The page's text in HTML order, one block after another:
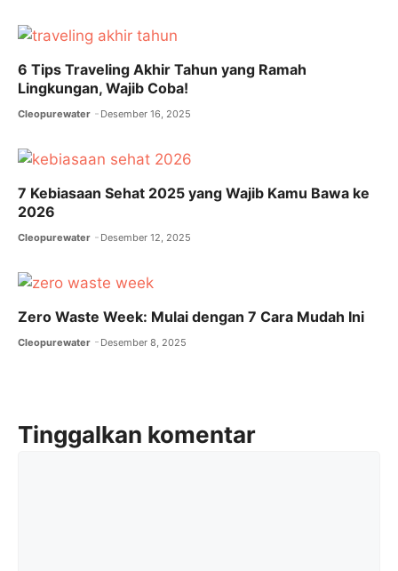
6 Tips Traveling Akhir Tahun yang Ramah
Lingkungan, Wajib Coba!
Cleopurewater Desember 16, 2025
7 Kebiasaan Sehat 2025 yang Wajib Kamu Bawa ke
2026
Cleopurewater Desember 12, 2025
Zero Waste Week: Mulai dengan 7 Cara Mudah Ini
Cleopurewater Desember 8, 2025
Tinggalkan komentar